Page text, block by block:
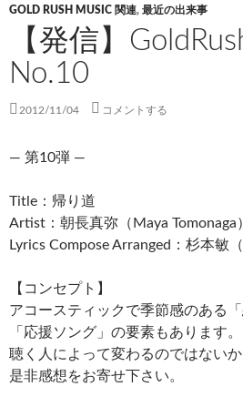
GOLD RUSH MUSIC 関連, 最近の出来事
【発信】
No.10
2012/11/04 コメントする
— 第10弾 —
Title：帰り道
Artist：朝長真弥（Maya Tomonaga
Lyrics Compose Arranged：杉本敏
【コンセプト】
アコースティックで季節感のある
「応援ソング」の要素もあります。
聴く人によって変わるのではないか
是非感想をお寄せ下さい。